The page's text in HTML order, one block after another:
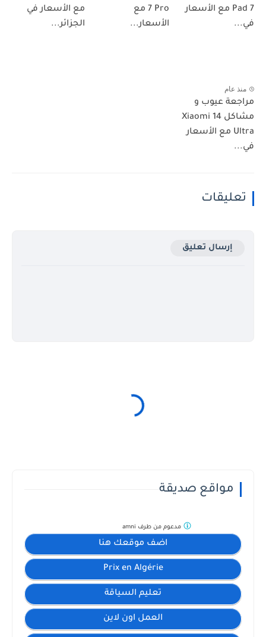
Pad 7 مع الأسعار
في...
7 Pro مع
الأسعار...
مع الأسعار في
الجزائر...
منذ عام
مراجعة عيوب و
مشاكل Xiaomi 14
Ultra مع الأسعار
في...
تعليقات
إرسال تعليق
مواقع صديقة
اضف موقعك هنا
Prix en Algérie
تعليم السياقة
العمل اون لاين
مدعوم من طرف amni